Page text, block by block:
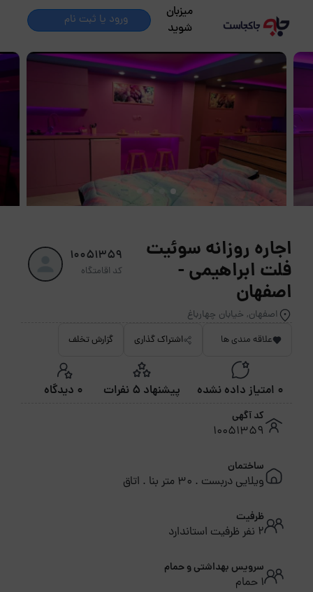
میزبان
شوید
ورود یا ثبت نام
اجاره روزانه سوئیت
فلت ابراهیمی -
اصفهان
اصفهان, خیابان چهارباغ
10051359
کد اقامتگاه
علاقه مندی ها اشتراک گذاری گزارش تخلف
0 امتیاز داده نشده پیشنهاد 5 نفرات 0 دیدگاه
کد آگهی
10051359
ساختمان
ویلایی دربست . 30 متر بنا . اتاق
ظرفیت
2 نفر ظرفیت استاندارد
سرویس بهداشتی و حمام
1 حمام